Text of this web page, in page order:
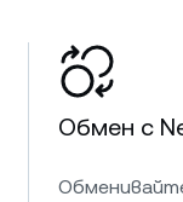
Обмен с